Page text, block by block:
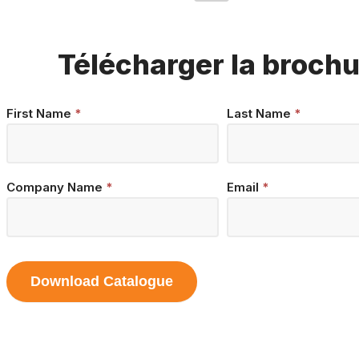
Télécharger la
Brochure
First Name * Last Name *
Company Name * Email *
Download Catalogue